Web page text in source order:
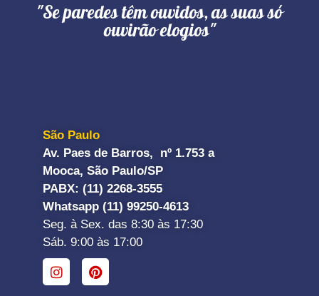
"Se paredes têm ouvidos, as suas só
ouvirão elogios"
São Paulo
Av. Paes de Barros, nº 1.753 a
Mooca, São Paulo/SP
PABX: (11) 2268-3555
Whatsapp (11) 99250-4613
Seg. à Sex. das 8:30 às 17:30
Sáb. 9:00 às 17:00